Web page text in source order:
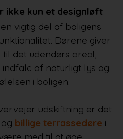
ikke kun et designløft
vigtig del af boligens
Dørene giver
det udendørs areal,
af naturligt lys og
i boligen.
udskiftning er det
billige terrassedøre i
med til at øge